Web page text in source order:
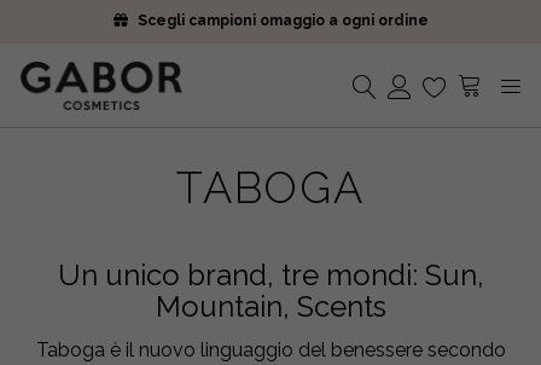
Scegli campioni omaggio a ogni ordine
Ricevi i tuoi ordini in 2-5 giorni
Scegli campioni omaggio a ogni ordine
TABOGA
Un unico brand, tre mondi: Sun,
Mountain, Scents
Taboga è il nuovo linguaggio del benessere secondo